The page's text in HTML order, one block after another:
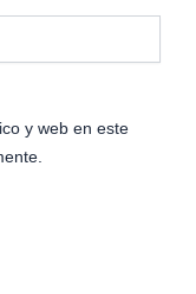
y web en este